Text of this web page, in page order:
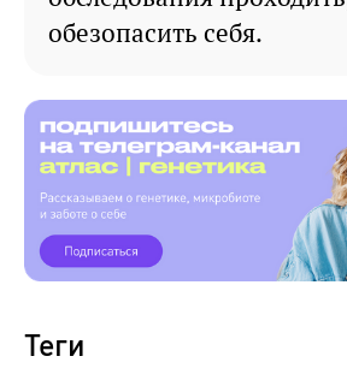
обезопасить себя.
Теги